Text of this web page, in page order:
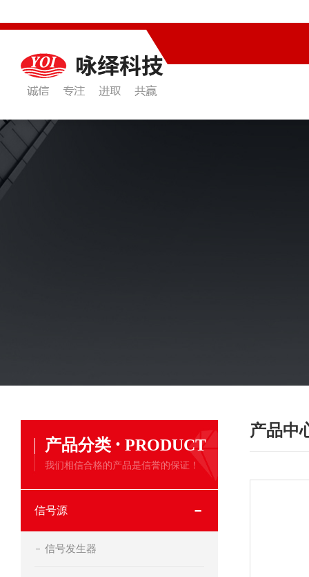
产品分类 · PRODUCT
我们相信合格的产品是信誉的保证！
信号源
信号发生器
产品中